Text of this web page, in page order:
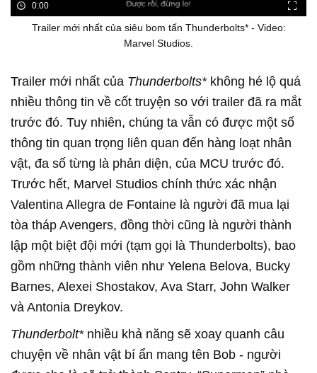
0:00
Trailer mới nhất của siêu bom tấn Thunderbolts* - Video:
Marvel Studios.
Trailer mới nhất của Thunderbolts* không hé lộ quá
nhiều thông tin về cốt truyện so với trailer đã ra mắt
trước đó. Tuy nhiên, chúng ta vẫn có được một số
thông tin quan trọng liên quan đến hàng loạt nhân
vật, đa số từng là phản diện, của MCU trước đó.
Trước hết, Marvel Studios chính thức xác nhận
Valentina Allegra de Fontaine là người đã mua lại
tòa tháp Avengers, đồng thời cũng là người thành
lập một biệt đội mới (tạm gọi là Thunderbolts), bao
gồm những thành viên như Yelena Belova, Bucky
Barnes, Alexei Shostakov, Ava Starr, John Walker
và Antonia Dreykov.
Thunderbolt* nhiều khả năng sẽ xoay quanh câu
chuyện về nhân vật bí ẩn mang tên Bob - người